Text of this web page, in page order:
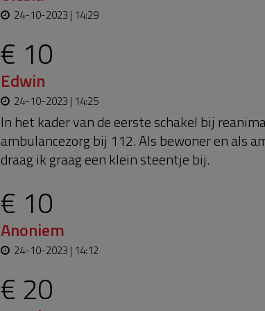
24-10-2023 | 14:29
€ 10
Edwin
24-10-2023 | 14:25
In het kader van de eerste schakel bij
ambulancezorg bij 112. Als bewoner en als
draag ik graag een klein steentje bij.
€ 10
Anoniem
24-10-2023 | 14:12
€ 20